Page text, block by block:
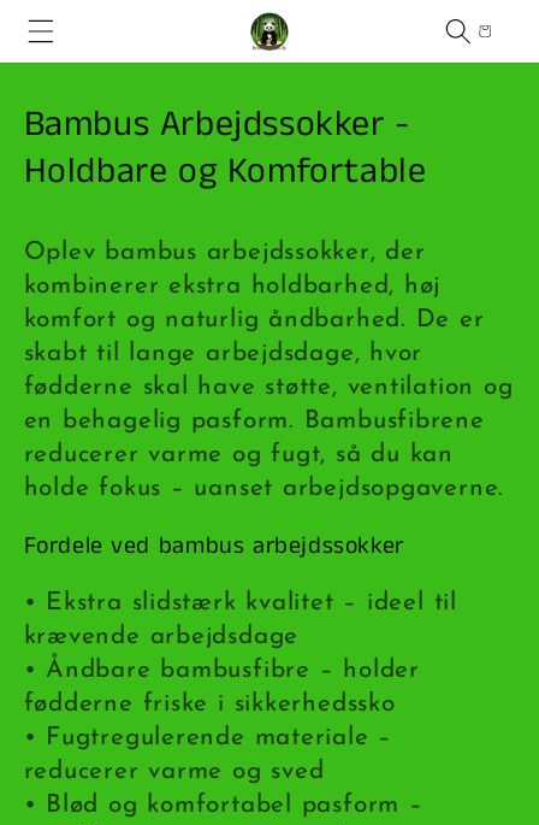
Gå til
indhold
K
o
l
e
k
t
i
o
n
:
Bambus Arbejdssokker -
Holdbare og Komfortable
Oplev bambus arbejdssokker, der
kombinerer ekstra holdbarhed, høj
komfort og naturlig åndbarhed. De er
skabt til lange arbejdsdage, hvor
fødderne skal have støtte, ventilation og
en behagelig pasform. Bambusfibrene
reducerer varme og fugt, så du kan
holde fokus – uanset arbejdsopgaverne.
Fordele ved bambus arbejdssokker
• Ekstra slidstærk kvalitet – ideel til
krævende arbejdsdage
• Åndbare bambusfibre – holder
fødderne friske i sikkerhedssko
• Fugtregulerende materiale –
reducerer varme og sved
• Blød og komfortabel pasform –